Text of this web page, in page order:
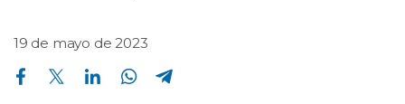
19 de mayo de 2023
Compartir en Facebook Compartir en Twitter Compartir en Linkedin Compartir en Whatsapp